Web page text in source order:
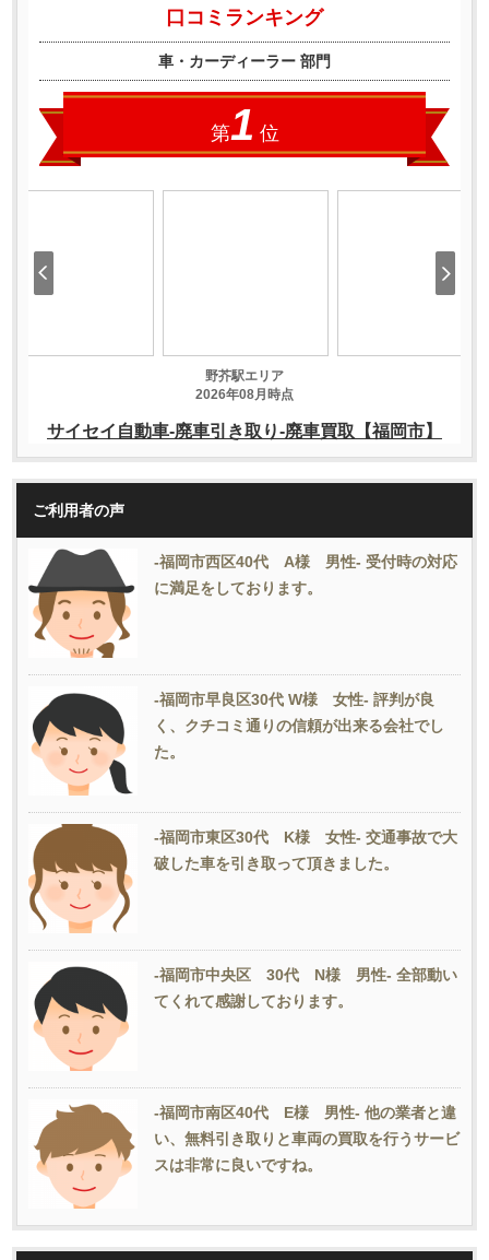
ご利用者の声
-福岡市西区40代 A様 男性- 受付時の対応
に満足をしております。
-福岡市早良区30代 W様 女性- 評判が良
く、クチコミ通りの信頼が出来る会社でし
た。
-福岡市東区30代 K様 女性- 交通事故で大
破した車を引き取って頂きました。
-福岡市中央区 30代 N様 男性- 全部動い
てくれて感謝しております。
-福岡市南区40代 E様 男性- 他の業者と違
い、無料引き取りと車両の買取を行うサービ
スは非常に良いですね。